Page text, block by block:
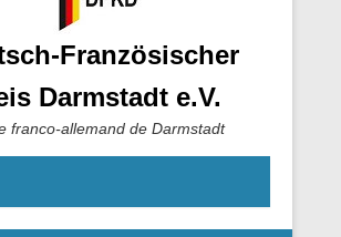
Französischer
Darmstadt e.V.
franco-allemand de Darmstadt